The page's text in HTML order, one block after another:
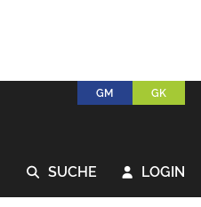
GM GK
 SUCHE  LOGIN